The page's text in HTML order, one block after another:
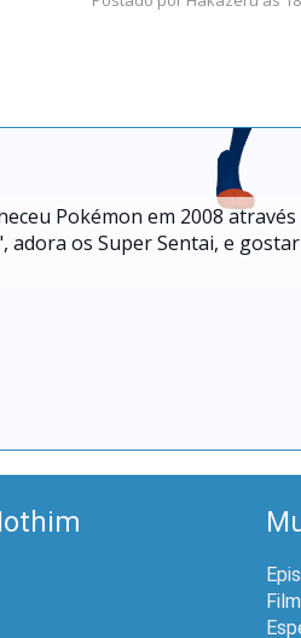
Pokémon em 2008
adora os Super Sentai, e